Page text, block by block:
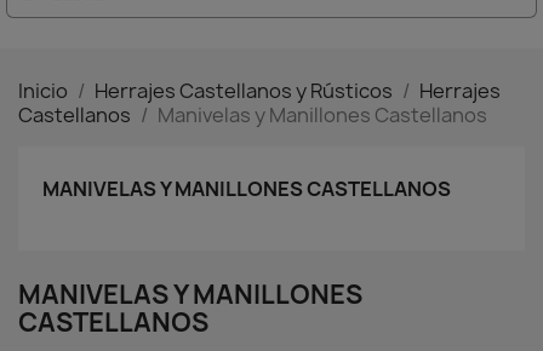
Inicio Herrajes Castellanos y Rústicos
Herrajes
Castellanos
Manivelas y Manillones Castellanos
MANIVELAS Y MANILLONES CASTELLANOS
MANIVELAS Y MANILLONES
CASTELLANOS